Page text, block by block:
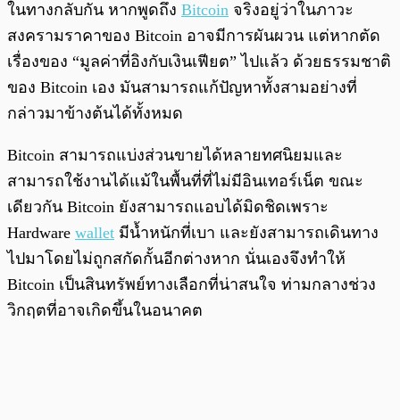
ในทางกลับกัน หากพูดถึง Bitcoin จริงอยู่ว่าในภาวะ
สงครามราคาของ Bitcoin อาจมีการผันผวน แต่หากตัด
เรื่องของ “มูลค่าที่อิงกับเงินเฟียต” ไปแล้ว ด้วยธรรมชาติ
ของ Bitcoin เอง มันสามารถแก้ปัญหาทั้งสามอย่างที่
กล่าวมาข้างต้นได้ทั้งหมด
Bitcoin สามารถแบ่งส่วนขายได้หลายทศนิยมและ
สามารถใช้งานได้แม้ในพื้นที่ที่ไม่มีอินเทอร์เน็ต ขณะ
เดียวกัน Bitcoin ยังสามารถแอบได้มิดชิดเพราะ
Hardware wallet มีน้ำหนักที่เบา และยังสามารถเดินทาง
ไปมาโดยไม่ถูกสกัดกั้นอีกต่างหาก นั่นเองจึงทำให้
Bitcoin เป็นสินทรัพย์ทางเลือกที่น่าสนใจ ท่ามกลางช่วง
วิกฤตที่อาจเกิดขึ้นในอนาคต